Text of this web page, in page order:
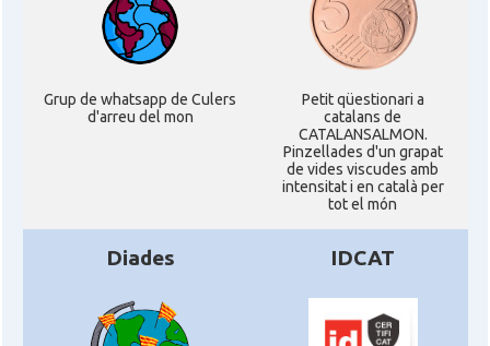
Grup de whatsapp de Culers
d'arreu del mon
Petit qüestionari a
catalans de
CATALANSALMON.
Pinzellades d'un grapat
de vides viscudes amb
intensitat i en català per
tot el món
Diades IDCAT